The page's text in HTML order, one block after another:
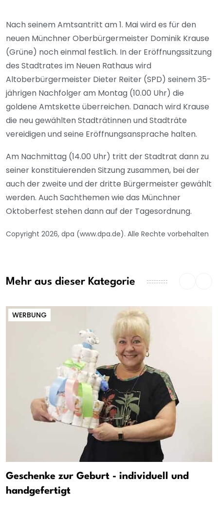
Nach seinem Amtsantritt am 1. Mai wird es für den
neuen Münchner Oberbürgermeister Dominik Krause
(Grüne) noch einmal festlich. In der Eröffnungssitzung
des Stadtrates im Neuen Rathaus wird
Altoberbürgermeister Dieter Reiter (SPD) seinem 35-
jährigen Nachfolger am Montag (10.00 Uhr) die
goldene Amtskette überreichen. Danach wird Krause
die neu gewählten Stadträtinnen und Stadträte
vereidigen und seine Eröffnungsansprache halten.
Am Nachmittag (14.00 Uhr) tritt der Stadtrat dann zu
seiner konstituierenden Sitzung zusammen, bei der
auch der zweite und der dritte Bürgermeister gewählt
werden. Auch Sachthemen wie das Münchner
Oktoberfest stehen dann auf der Tagesordnung.
Copyright 2026, dpa (www.dpa.de). Alle Rechte vorbehalten
Mehr aus dieser Kategorie
WERBUNG
Geschenke zur Geburt - individuell und
handgefertigt